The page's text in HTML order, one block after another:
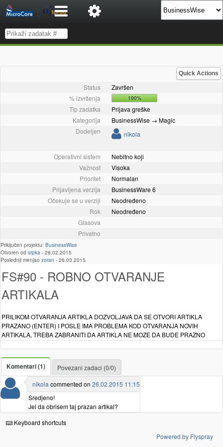
Quick Actions
Status
Završen
% izvršenja
100%
Tip zadatka
Prijava greške
Kategorija
BusinessWise → Magic
Dodeljen
nikola
Operativni sistem
Nebitno koji
Važnost
Visoka
Prioritet
Normalan
Prijavljena verzija
BusinessWare 6
Očekuje se u verziji
Neodređeno
Rok
Neodređeno
Glasova
Privatno
Priključen projektu: BusinessWise
Otvoren od srpka - 26.02.2015
Poslednji menjao zoran - 26.03.2015
FS#90 - ROBNO OTVARANJE
ARTIKALA
PRILIKOM OTVARANJA ARTIKLA DOZVOLJAVA DA SE OTVORI ARTIKLA
PRAZANO (ENTER) I POSLE IMA PROBLEMA KOD OTVARANJA NOVIH
ARTIKALA, TREBA ZABRANITI DA ARTIKLA NE MOZE DA BUDE PRAZNO
Komentari (1)
Povezani zadaci (0/0)
nikola commented on 26.02.2015 11:15
Sredjeno!
Jel da obrisem taj prazan artikal?
Keyboard shortcuts
Powered by Flyspray